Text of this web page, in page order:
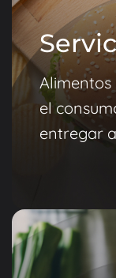
el
entregar